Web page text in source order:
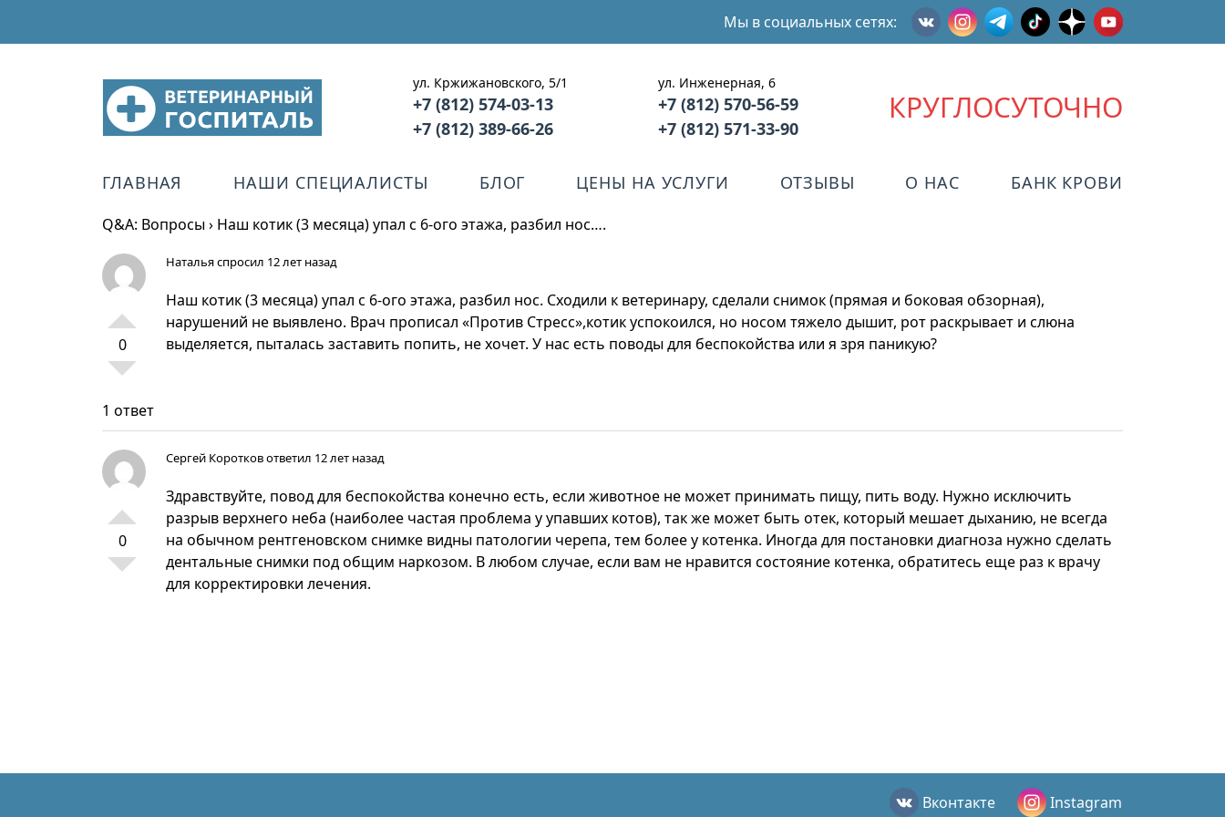
Мы в социальных сетях:
ул. Кржижановского, 5/1
+7 (812) 574-03-13
+7 (812) 389-66-26
ул. Инженерная, 6
+7 (812) 570-56-59
+7 (812) 571-33-90
КРУГЛОСУТОЧНО
ГЛАВНАЯ НАШИ СПЕЦИАЛИСТЫ БЛОГ ЦЕНЫ НА УСЛУГИ ОТЗЫВЫ О НАС БАНК КРОВИ
Q&A: Вопросы› Наш котик (3 месяца) упал с 6-ого этажа, разбил нос….
0
Натальяспросил 12 лет назад
Наш котик (3 месяца) упал с 6-ого этажа, разбил нос. Сходили к ветеринару, сделали снимок (прямая и боковая обзорная),
нарушений не выявлено. Врач прописал «Против Стресс»,котик успокоился, но носом тяжело дышит, рот раскрывает и слюна
выделяется, пыталась заставить попить, не хочет. У нас есть поводы для беспокойства или я зря паникую?
1 ответ
0
Сергей Коротковответил 12 лет назад
Здравствуйте, повод для беспокойства конечно есть, если животное не может принимать пищу, пить воду. Нужно исключить
разрыв верхнего неба (наиболее частая проблема у упавших котов), так же может быть отек, который мешает дыханию, не всегда
на обычном рентгеновском снимке видны патологии черепа, тем более у котенка. Иногда для постановки диагноза нужно сделать
дентальные снимки под общим наркозом. В любом случае, если вам не нравится состояние котенка, обратитесь еще раз к врачу
для корректировки лечения.
Вконтакте Instagram